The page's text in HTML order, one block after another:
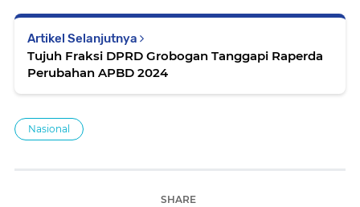
Artikel Selanjutnya
Tujuh Fraksi DPRD Grobogan Tanggapi Raperda
Perubahan APBD 2024
Nasional
SHARE